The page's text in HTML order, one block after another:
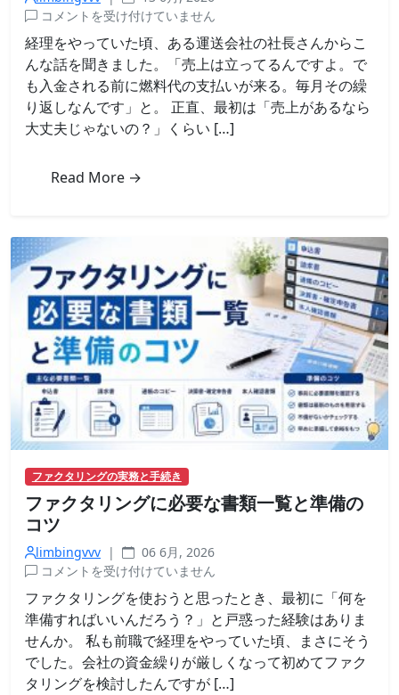
運
送
業
の
資
金
繰
フ
タ
リ
ン
グ
｜
燃
料
費
の
支
払
い
に
追
わ
れ
る
前
に
は
コメントを受け付けていません
経理をやっていた頃、ある運送会社の社長さんからこ
んな話を聞きました。「売上は立ってるんですよ。で
も入金される前に燃料代の支払いが来る。毎月その繰
り返しなんです」と。 正直、最初は「売上があるなら
大丈夫じゃないの？」くらい […]
Read More →
ファクタリングの実務と手続き
ファクタリングに必要な書類一覧と準備の
コツ
limbingvvv |
06 6月, 2026
フ
ク
タ
リ
ン
グ
コメントを受け付けていません
ファクタリングを使おうと思ったとき、最初に「何を
準備すればいいんだろう？」と戸惑った経験はありま
せんか。 私も前職で経理をやっていた頃、まさにそう
でした。会社の資金繰りが厳しくなって初めてファク
タリングを検討したんですが […]